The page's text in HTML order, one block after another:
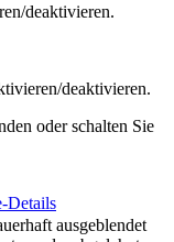
deaktivieren.
deaktivieren.
oder schalten Sie
Details
ausgeblendet